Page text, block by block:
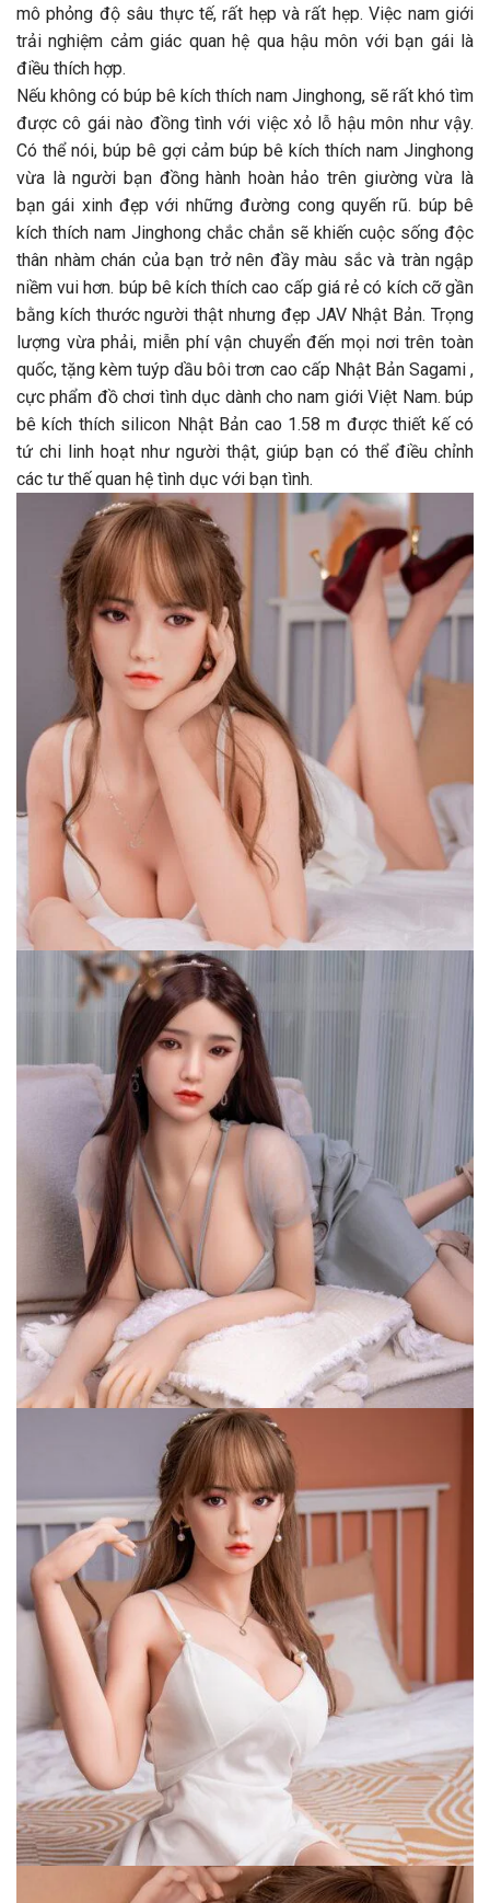
mô phỏng độ sâu thực tế, rất hẹp và rất hẹp. Việc nam giới
trải nghiệm cảm giác quan hệ qua hậu môn với bạn gái là
điều thích hợp.
Nếu không có búp bê kích thích nam Jinghong, sẽ rất khó tìm
được cô gái nào đồng tình với việc xỏ lỗ hậu môn như vậy.
Có thể nói, búp bê gợi cảm búp bê kích thích nam Jinghong
vừa là người bạn đồng hành hoàn hảo trên giường vừa là
bạn gái xinh đẹp với những đường cong quyến rũ. búp bê
kích thích nam Jinghong chắc chắn sẽ khiến cuộc sống độc
thân nhàm chán của bạn trở nên đầy màu sắc và tràn ngập
niềm vui hơn. búp bê kích thích cao cấp giá rẻ có kích cỡ gần
bằng kích thước người thật nhưng đẹp JAV Nhật Bản. Trọng
lượng vừa phải, miễn phí vận chuyển đến mọi nơi trên toàn
quốc, tặng kèm tuýp dầu bôi trơn cao cấp Nhật Bản Sagami ,
cực phẩm đồ chơi tình dục dành cho nam giới Việt Nam. búp
bê kích thích silicon Nhật Bản cao 1.58 m được thiết kế có
tứ chi linh hoạt như người thật, giúp bạn có thể điều chỉnh
các tư thế quan hệ tình dục với bạn tình.